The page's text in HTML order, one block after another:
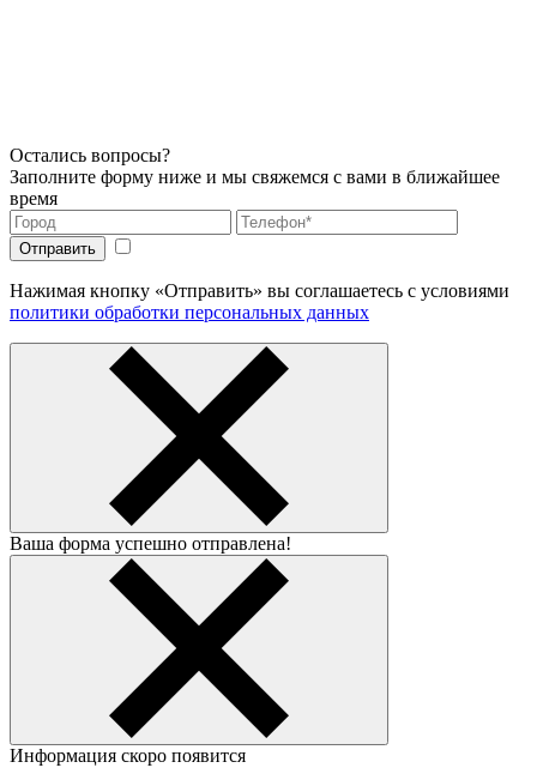
Остались вопросы?
Заполните форму ниже и мы свяжемся с вами в ближайшее
время
Нажимая кнопку «Отправить» вы соглашаетесь с условиями
политики обработки персональных данных
Ваша форма успешно отправлена!
Информация скоро появится